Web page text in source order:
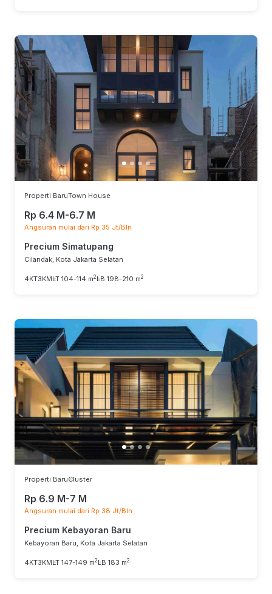
Properti BaruTown House
Rp 6.4 M-6.7 M
Angsuran mulai dari Rp 35 Jt/Bln
Precium Simatupang
Cilandak, Kota Jakarta Selatan
4KT3KMLT 104-114 m2 LB 198-210 m2
Properti BaruCluster
Rp 6.9 M-7 M
Angsuran mulai dari Rp 38 Jt/Bln
Precium Kebayoran Baru
Kebayoran Baru, Kota Jakarta Selatan
4KT3KMLT 147-149 m2 LB 183 m2